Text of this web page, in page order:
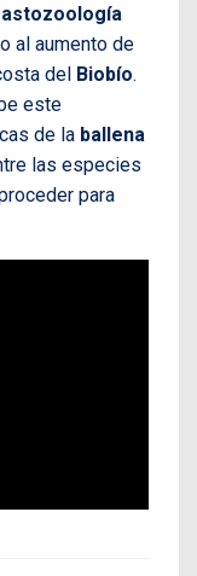
al aumento de
del Biobío.
este
de la ballena
las especies
para